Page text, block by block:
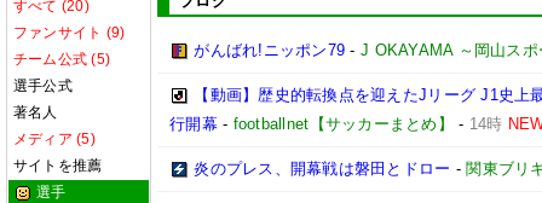
すべて (20)
ファンサイト (9)
チーム公式 (5)
選手公式
著名人
メディア (5)
サイトを推薦
選手
がんばれ!ニッポン79 -J OKAYAMA ～岡山ス
【動画】歴史的転換点を迎えたJリーグ J1史
行開幕- footballnet【サッカーまとめ】 - 14時
炎のプレス、開幕戦は磐田とドロー - 関東ブリ